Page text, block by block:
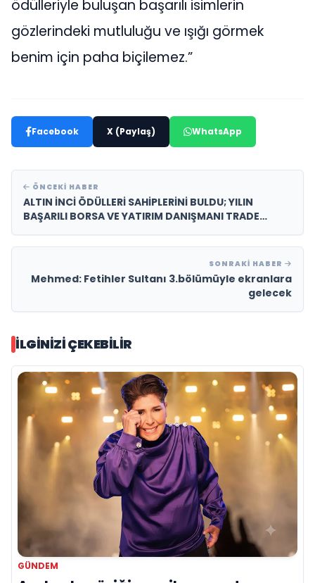
ödülleriyle buluşan başarılı isimlerin
gözlerindeki mutluluğu ve ışığı görmek
benim için paha biçilemez.”
Facebook X (Paylaş) WhatsApp
ÖNCEKI HABER
ALTIN İNCİ ÖDÜLLERİ SAHİPLERİNİ BULDU; YILIN
BAŞARILI BORSA VE YATIRIM DANIŞMANI TRADE
OLDU
SONRAKI HABER
Mehmed: Fetihler Sultanı 3.bölümüyle ekranlara
gelecek
İLGINIZI ÇEKEBILIR
GÜNDEM